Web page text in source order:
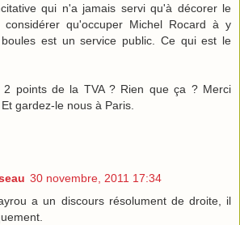
qui n'a jamais servi qu'à décorer le
qu'occuper Michel Rocard à y
est un service public. Ce qui est le
2 points de la TVA ? Rien que ça ? Merci
gardez-le nous à Paris.
30 novembre, 2011 17:34
a un discours résolument de droite, il